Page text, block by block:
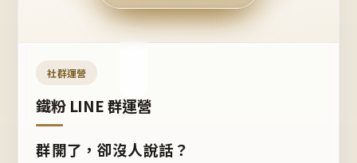
開團
嗎？
社群運營
鐵粉 LINE 群運營
群開了，卻沒人說話？